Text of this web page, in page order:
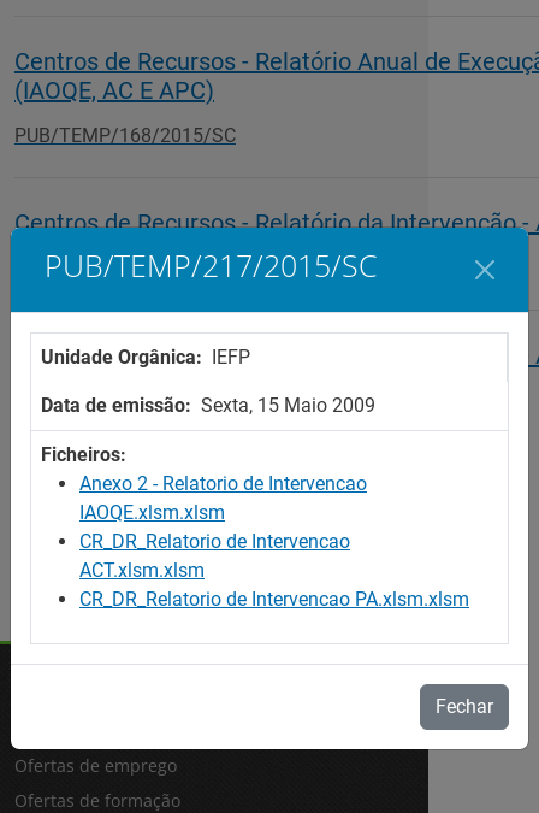
Centros de Recursos - Relatório Anual de
(IAOQE, AC E APC)
PUB/TEMP/168/2015/SC
Centros de Recursos - Relatório da Intervenção -
PUB/TEMP/124/2015/SC
Centros de Recursos - Relatório da Intervenção -
PUB/TEMP/123/2015/SC
PUB/TEMP/217/2015/SC
Unidade Orgânica: IEFP
Data de emissão: Sexta, 15 Maio 2009
Ficheiros:
Anexo 2 - Relatorio de Intervencao
IAOQE.xlsm.xlsm
CR_DR_Relatorio de Intervencao
ACT.xlsm.xlsm
CR_DR_Relatorio de Intervencao PA.xlsm.xlsm
Fechar
Ofertas de emprego
Ofertas de formação